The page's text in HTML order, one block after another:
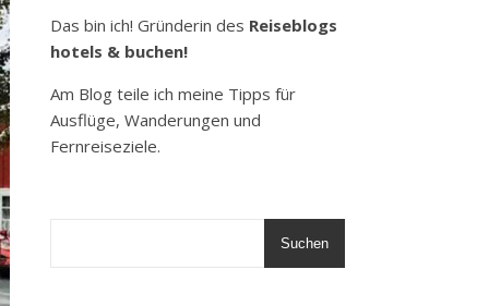
Das bin ich! Gründerin des Reiseblogs
hotels & buchen!
Am Blog teile ich meine Tipps für
Ausflüge, Wanderungen und
Fernreiseziele.
Suchen